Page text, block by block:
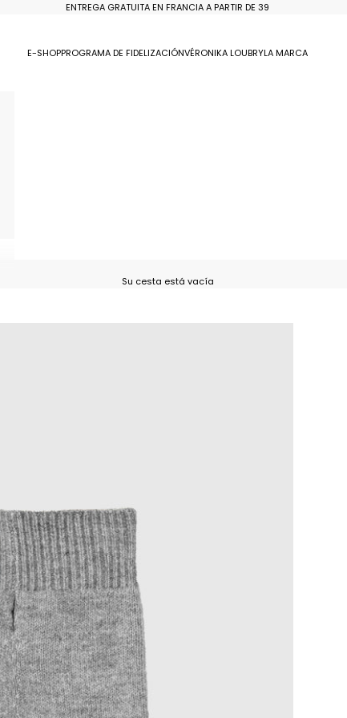
ENTREGA GRATUITA EN FRANCIA A PARTIR DE 39
E-SHOPPROGRAMA DE FIDELIZACIÓNVÉRONIKA LOUBRYLA MARCA
Su cesta está vacía